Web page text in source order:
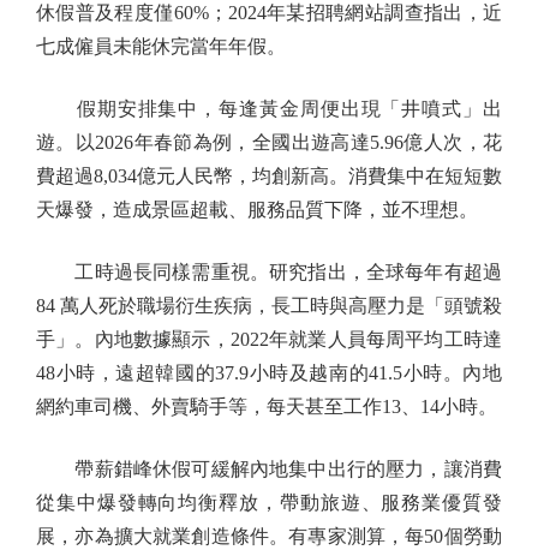
休假普及程度僅60%；2024年某招聘網站調查指出，近
七成僱員未能休完當年年假。
假期安排集中，每逢黃金周便出現「井噴式」出
遊。以2026年春節為例，全國出遊高達5.96億人次，花
費超過8,034億元人民幣，均創新高。消費集中在短短數
天爆發，造成景區超載、服務品質下降，並不理想。
工時過長同樣需重視。研究指出，全球每年有超過
84 萬人死於職場衍生疾病，長工時與高壓力是「頭號殺
手」。內地數據顯示，2022年就業人員每周平均工時達
48小時，遠超韓國的37.9小時及越南的41.5小時。內地
網約車司機、外賣騎手等，每天甚至工作13、14小時。
帶薪錯峰休假可緩解內地集中出行的壓力，讓消費
從集中爆發轉向均衡釋放，帶動旅遊、服務業優質發
展，亦為擴大就業創造條件。有專家測算，每50個勞動